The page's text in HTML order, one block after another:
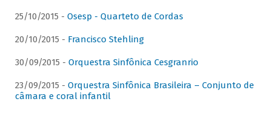
25/10/2015 - Osesp - Quarteto de Cordas
20/10/2015 - Francisco Stehling
30/09/2015 - Orquestra Sinfônica Cesgranrio
23/09/2015 - Orquestra Sinfônica Brasileira – Conjunto de
câmara e coral infantil